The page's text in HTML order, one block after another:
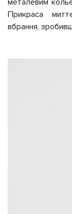
металевим
Прикраса
вбрання,